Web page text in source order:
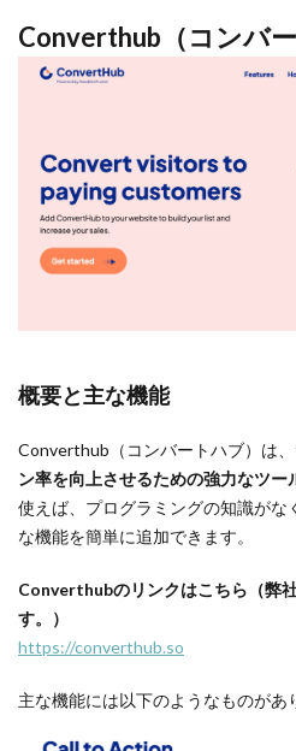
Converthub（コンバ
概要と主な機能
Converthub（コンバートハブ）は、
ン率を向上させるための強力なツー
使えば、プログラミングの知識がな
な機能を簡単に追加できます。
Converthubのリンクはこちら（弊
す。）
https://converthub.so
主な機能には以下のようなものがあ